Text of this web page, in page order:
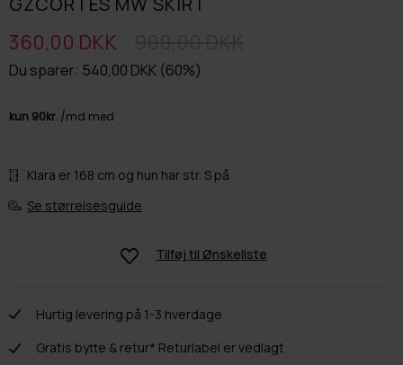
Du sparer: 540,00 DKK (60%)
360,00 DKK
Klara er 168 cm og hun har str. S på
Se størrelsesguide
Tilføj til Ønskeliste
Hurtig levering på 1-3 hverdage
Gratis bytte & retur* Returlabel er vedlagt